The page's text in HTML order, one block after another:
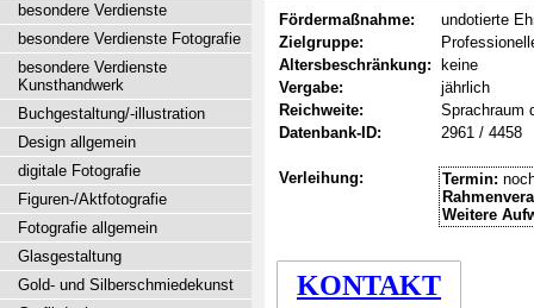
Fördermaßnahme:
undotierte
Zielgruppe:
Altersbeschränkung:
keine
Vergabe:
jährlich
Reichweite:
Sprachraum
Datenbank-ID:
2961 / 4458
Verleihung: Termin:
Weitere
KONTAKT
besondere Verdienste
besondere Verdienste Fotografie
besondere Verdienste
Kunsthandwerk
Buchgestaltung/-illustration
Design allgemein
digitale Fotografie
Figuren-/Aktfotografie
Fotografie allgemein
Glasgestaltung
Gold- und Silberschmiedekunst